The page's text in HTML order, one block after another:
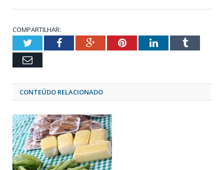
COMPARTILHAR:
TwitterFacebookGoogle+PinterestLinkedInTumblr
Email
CONTEÚDO RELACIONADO